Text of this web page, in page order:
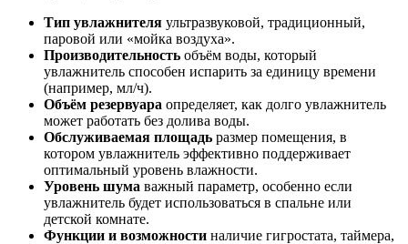
Тип увлажнителя ультразвуковой, традиционный,
паровой или «мойка воздуха».
Производительность объём воды, который
увлажнитель способен испарить за единицу времени
(например, мл/ч).
Объём резервуара определяет, как долго увлажнитель
может работать без долива воды.
Обслуживаемая площадь размер помещения, в
котором увлажнитель эффективно поддерживает
оптимальный уровень влажности.
Уровень шума важный параметр, особенно если
увлажнитель будет использоваться в спальне или
детской комнате.
Функции и возможности наличие гигростата, таймера,